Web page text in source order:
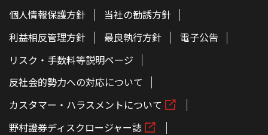
個人情報保護方針
当社の勧誘方針
利益相反管理方針
最良執行方針
電子公告
リスク・手数料等説明ページ
反社会的勢力への対応について
カスタマー・ハラスメントについて
野村證券ディスクロージャー誌